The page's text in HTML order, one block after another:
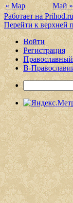
« Мар Май »
Работает на Prihod.ru
Перейти к верхней
Войти
Регистрация
Православный
В-